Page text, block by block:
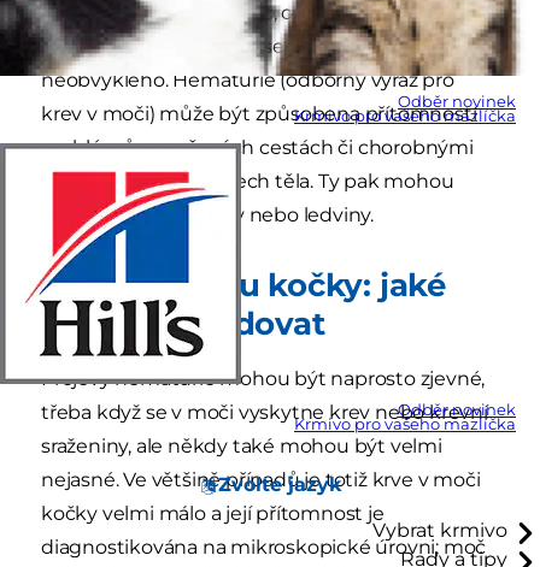
Odběr novinek
Krmivo pro vašeho mazlíčka
Odběr novinek
Krmivo pro vašeho mazlíčka
Zvolte jazyk
Vybrat krmivo
Rady a tipy
Krev v moči jistě není nic, co bychom si vidět
přáli, ale ve skutečnosti se nejedná o nic tak
neobvyklého. Hematurie (odborný výraz pro
krev v moči) může být způsobena přítomností
problémů v močových cestách či chorobnými
procesy v jiných částech těla. Ty pak mohou
ovlivnit močové cesty nebo ledviny.
Krev v moči u kočky: jaké
příznaky sledovat
Projevy hematurie mohou být naprosto zjevné,
třeba když se v moči vyskytne krev nebo krevní
sraženiny, ale někdy také mohou být velmi
nejasné. Ve většině případů je totiž krve v moči
kočky velmi málo a její přítomnost je
diagnostikována na mikroskopické úrovni; moč